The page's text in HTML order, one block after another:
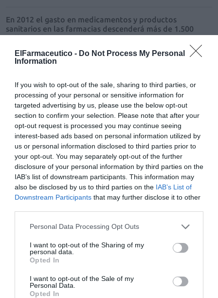
ElFarmaceutico - Do Not Process My Personal
Information
If you wish to opt-out of the sale, sharing to third parties, or
processing of your personal or sensitive information for
targeted advertising by us, please use the below opt-out
section to confirm your selection. Please note that after your
opt-out request is processed you may continue seeing
interest-based ads based on personal information utilized by
us or personal information disclosed to third parties prior to
your opt-out. You may separately opt-out of the further
disclosure of your personal information by third parties on the
IAB’s list of downstream participants. This information may
also be disclosed by us to third parties on the IAB’s List of
Downstream Participants that may further disclose it to other
Personal Data Processing Opt Outs
I want to opt-out of the Sharing of my
personal data.
Opted In
I want to opt-out of the Sale of my
Personal Data.
Opted In
En 2012 el gasto en medicamentos y productos
sanitarios en las farmacias descenderá más de 1.500
millones de euros
Noticias y novedades Redacción
10/01/2012
El gasto en medicamentos y productos sanitarios dispensados en las
Empresarial de Farmacéuticos Españoles (FEFE), que ha hecho una
simulación a partir de los tres reales decretos leyes promulgados en el
último año y medio.
FEFE apoya las medidas que puedan adoptar los
farmacéuticos para evitar que la población se quede sin
medicamentos
Noticias y novedades Redacción
16/12/2011
La Asamblea General de la Federación Empresarial de Farmacéuticos
Españoles (FEFE), reunida ayer en Madrid, ha emitido un comunicado
en el que se solidariza con «todas las farmacias que en este momento
están soportando el retraso en el pago de la deuda que mantienen con
ellas distintas administraciones autonómicas» y urge al nuevo
prestación farmacéutica y que la población se quede sin los
El impago, la caída del margen y el aumento de la carga
de trabajo apuntillan al sistema sanitario y farmacéutico
Noticias y novedades Redacción
27/10/2011
La creciente incidencia de las patologías crónicas por la mayor